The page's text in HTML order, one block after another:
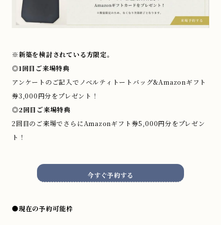
※新築を検討されている方限定。
◎1回目ご来場特典
アンケートのご記入でノベルティトートバッグ&Amazonギフト
券3,000円分をプレゼント！
◎2回目ご来場特典
2回目のご来場でさらにAmazonギフト券5,000円分をプレゼン
ト！
今すぐ予約する
●現在の予約可能枠